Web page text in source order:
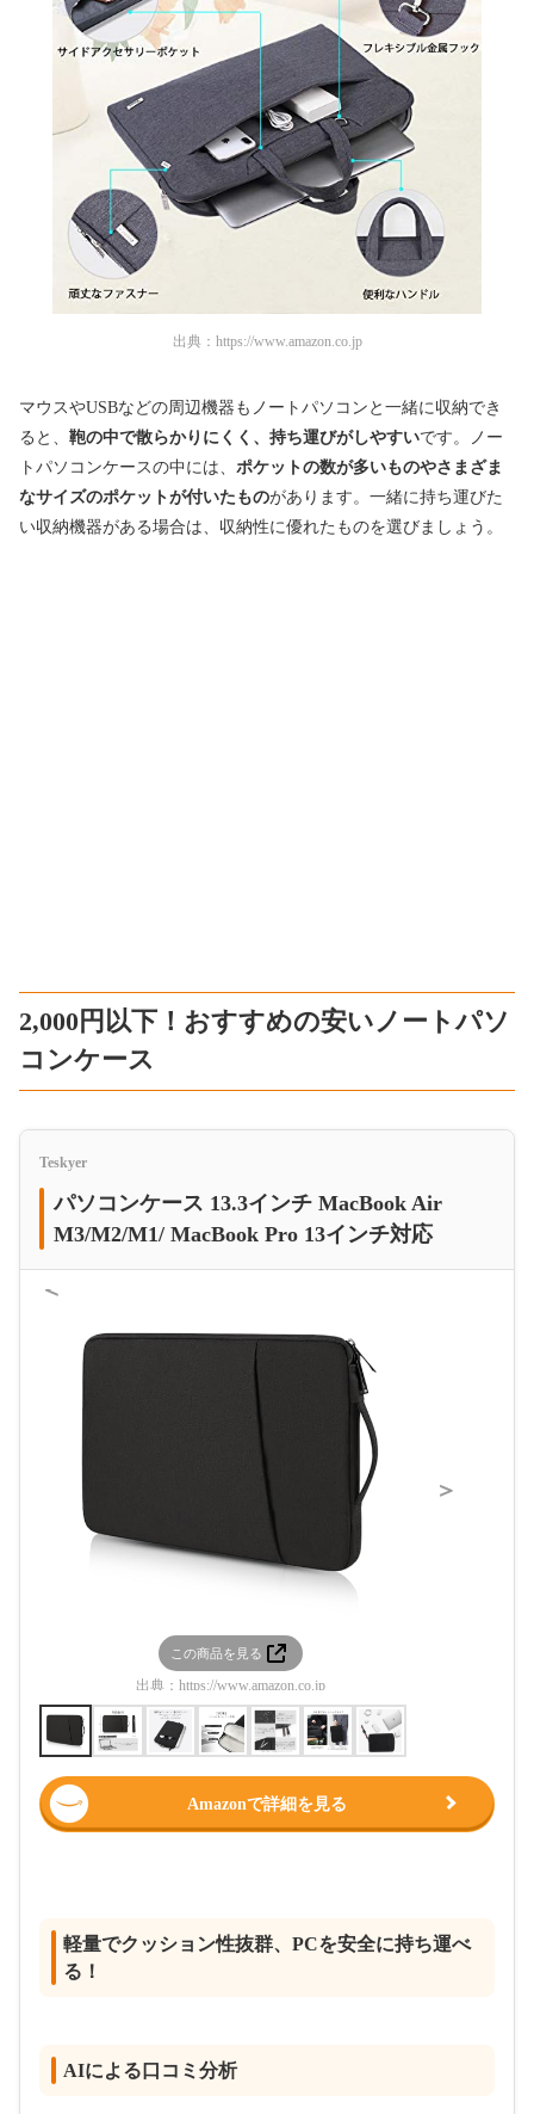
出典： https://www.amazon.co.jp
マウスやUSBなどの周辺機器もノートパソコンと一緒に収納でき
ると、 鞄の中で散らかりにくく、持ち運びがしやすいです。ノー
トパソコンケースの中には、 ポケットの数が多いものやさまざま
なサイズのポケットが付いたものがあります。一緒に持ち運びた
い収納機器がある場合は、収納性に優れたものを選びましょう。
2,000円以下！おすすめの安いノートパソ
コンケース
Teskyer
パソコンケース 13.3インチ MacBook Air
M3/M2/M1/ MacBook Pro 13インチ対応
＜
この商品を見る
出典： https://www.amazon.co.jp
＞
Amazonで詳細を見る
軽量でクッション性抜群、PCを安全に持ち運べ
る！
AIによる口コミ分析